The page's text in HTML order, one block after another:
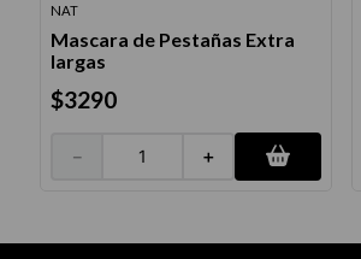
NAT
Mascara de Pestañas Extra
largas
$3290
＋
－